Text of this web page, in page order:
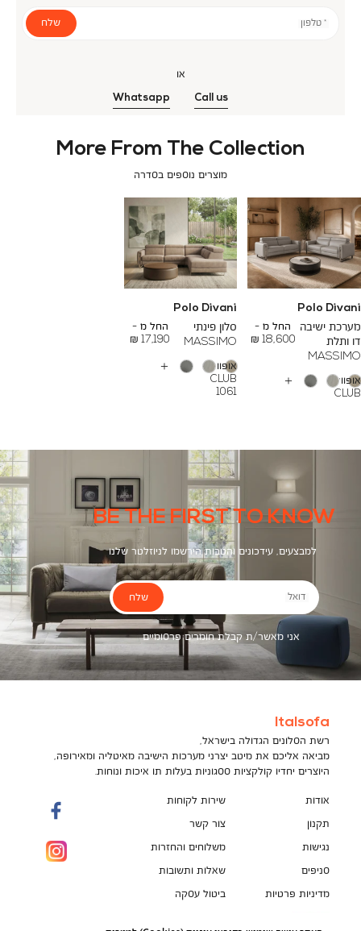
* טלפון שלח
או
Call us
Whatsapp
More From The Collection
מוצרים נוספים בסדרה
Polo Divani
מערכת ישיבה
דו ותלת
MASSIMO
החל מ -
18,600 ₪
To
24,000 ₪
אופוויט
CLUB
עוד
Polo Divani
סלון פינתי
MASSIMO
החל מ -
17,190 ₪
To
26,000 ₪
אופוויט
CLUB
1061
עוד
BE THE FIRST TO KNOW
למבצעים, עידכונים והטבות הירשמו לניוזלטר שלנו
דואל
אני מאשר/ת קבלת חומרים פרסומיים
שלח
Italsofa
רשת הסלונים הגדולה בישראל,
מביאה אליכם את מיטב יצרני מערכות הישיבה מאיטליה ומאירופה,
היוצרים יחדיו קולקציות ססגוניות בעלות תו איכות ונוחות.
אודות
תקנון
נגישות
סניפים
מדיניות פרטיות
שירות לקוחות
צור קשר
משלוחים והחזרות
שאלות ותשובות
ביטול עסקה